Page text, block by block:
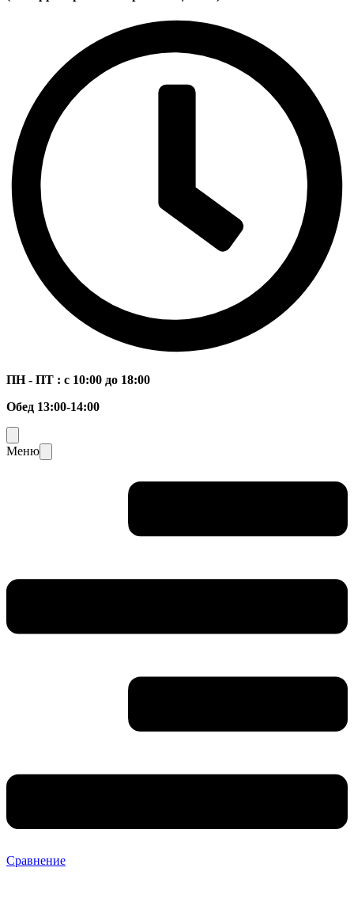
ПН - ПТ : с 10:00 до 18:00
Обед 13:00-14:00
Меню
Сравнение